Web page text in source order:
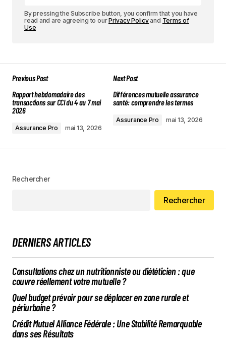
By pressing the Subscribe button, you confirm that you have
read and are agreeing to ourPrivacy Policyand Terms of
Use
Previous Post
Rapport hebdomadaire des
transactions sur CCI du 4 au 7 mai
2026
Assurance Pro mai 13, 2026
Next Post
Différences mutuelle assurance
santé: comprendre les termes
Assurance Pro mai 13, 2026
Rechercher
Rechercher
DERNIERS ARTICLES
Consultations chez un nutritionniste ou diététicien : que
couvre réellement votre mutuelle ?
Quel budget prévoir pour se déplacer en zone rurale et
périurbaine ?
Crédit Mutuel Alliance Fédérale : Une Stabilité Remarquable
dans ses Résultats